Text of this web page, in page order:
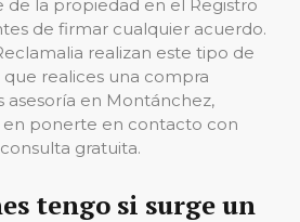
de la propiedad en el Registro
de firmar cualquier acuerdo.
realizan este tipo de
realices una compra
asesoría en Montánchez,
en ponerte en contacto con
gratuita.
tengo si surge un